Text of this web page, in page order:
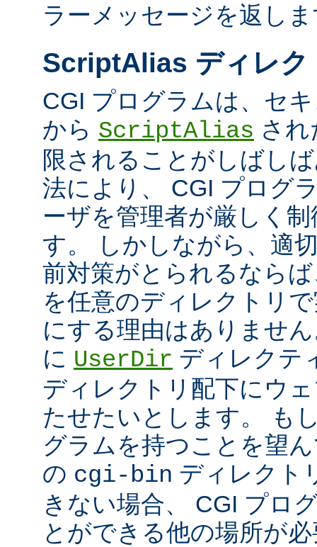
ラーメッセージを返し
ScriptAlias ディレク
CGI プログラムは、セ
から ScriptAlias さ
限されることがしばし
法により、 CGI プログ
ーザを管理者が厳しく
す。 しかしながら、適
前対策がとられるなら
を任意のディレクトリ
にする理由はありませ
に UserDir ディレクテ
ディレクトリ配下にウ
たせたいとします。 も
グラムを持つことを望
の cgi-bin ディレクト
きない場合、 CGI プロ
とができる他の場所が